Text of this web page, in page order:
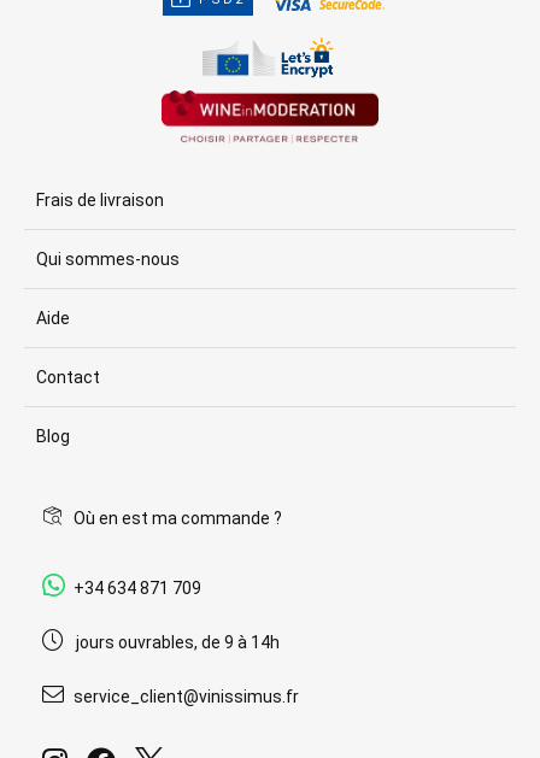
Frais de livraison
Qui sommes-nous
Aide
Contact
Blog
Où en est ma commande ?
+34 634 871 709
jours ouvrables, de 9 à 14h
service_client@vinissimus.fr